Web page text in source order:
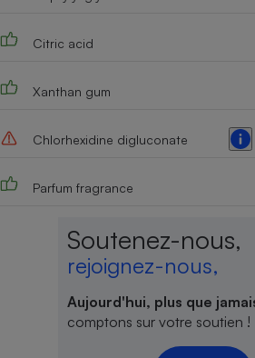
Citric acid
Xanthan gum
Chlorhexidine digluconate
Parfum fragrance
Soutenez-nous,
rejoignez-nous,
Aujourd'hui, plus que
comptons sur votre soutien !